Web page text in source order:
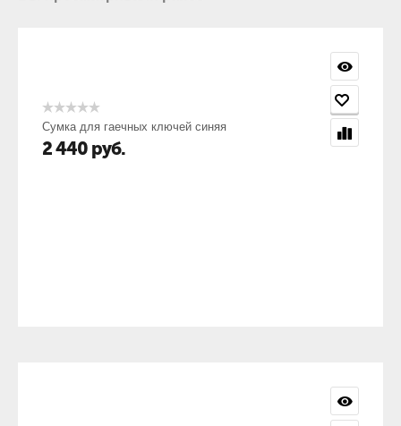
Сумка для гаечных ключей синяя
2 440 руб.